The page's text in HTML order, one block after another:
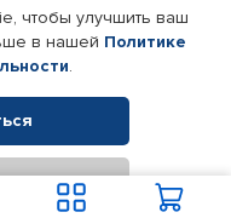
компании
права защищены.
Автопрофи.
чтобы улучшить ваш
в нашей Политике
.
В корзину